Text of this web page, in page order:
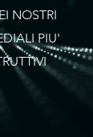
NOSTRI
PIU'